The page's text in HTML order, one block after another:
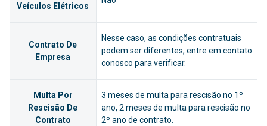
Veículos Elétricos
Contrato De
Empresa
Nesse caso, as condições contratuais
podem ser diferentes, entre em contato
conosco para verificar.
Multa Por
Rescisão De
Contrato
3 meses de multa para rescisão no 1º
ano, 2 meses de multa para rescisão no
2º ano de contrato.